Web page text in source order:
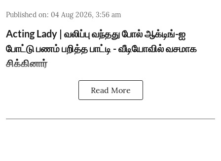
Published on: 04 Aug 2026, 3:56 am
Acting Lady | வலிப்பு வந்தது போல் ஆக்டிங்-ஐ
போட்டு பணம் பறித்த பாட்டி - வீடியோவில் வசமாக
சிக்கினார்
Read More